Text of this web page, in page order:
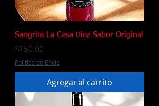
Sangrita La Casa Diez Sabor Original
Precio
$150.00
Política de Envío
Agregar al carrito